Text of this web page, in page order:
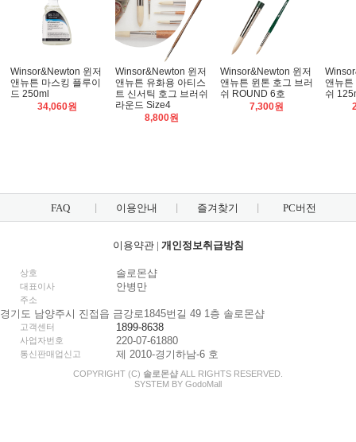
Winsor&Newton 윈저
앤뉴튼 마스킹 플루이
드 250ml
34,060원
Winsor&Newton 윈저
앤뉴튼 유화용 아티스
트 신서틱 호그 브러쉬
라운드 Size4
8,800원
Winsor&Newton 윈저
앤뉴튼 윈톤 호그 브러
쉬 ROUND 6호
7,300원
앤뉴튼
쉬
FAQ 이용안내 즐겨찾기 PC버전
이용약관| 개인정보취급방침
상호 솔로몬샵
대표이사 안병만
주소
경기도 남양주시 진접읍 금강로1845번길 49 1층 솔로몬샵
고객센터 1899-8638
사업자번호 220-07-61880
통신판매업신고 제 2010-경기하남-6 호
COPYRIGHT (C) 솔로몬샵 ALL RIGHTS RESERVED.
SYSTEM BY GodoMall